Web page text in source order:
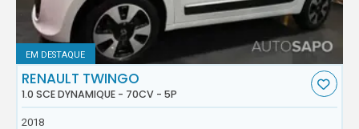
EM DESTAQUE
RENAULT TWINGO
1.0 SCE DYNAMIQUE - 70CV - 5P
2018